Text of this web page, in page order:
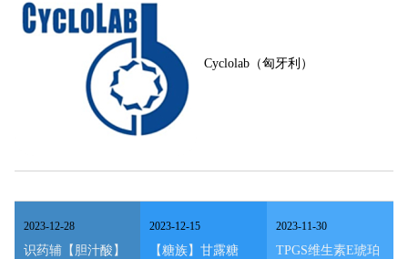
Cyclolab（匈牙利）
识药辅【胆汁酸】
2023-12-28
【糖族】甘露糖
2023-12-15
TPGS维生素E琥珀
2023-11-30